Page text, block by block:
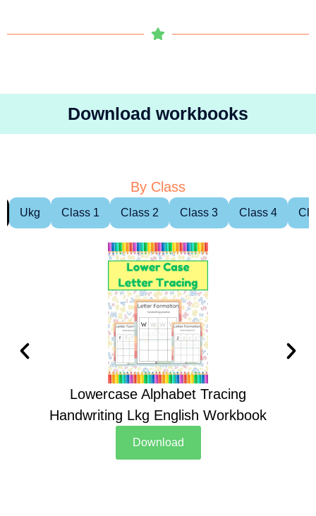
Download workbooks
By Class
Ukg Class 1 Class 2 Class 3 Class 4
Lowercase Alphabet Tracing
Handwriting Lkg English Workbook
Download